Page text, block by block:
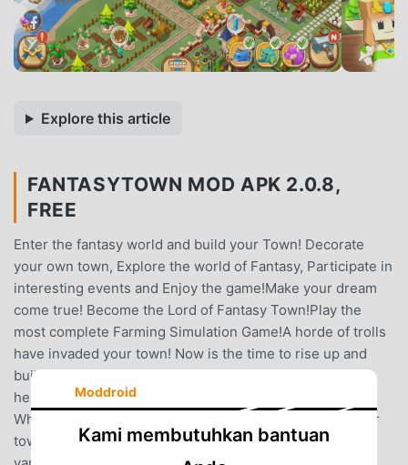
Explore this article
FANTASYTOWN MOD APK 2.0.8,
FREE
Enter the fantasy world and build your Town! Decorate
your own town, Explore the world of Fantasy, Participate in
interesting events and Enjoy the game!Make your dream
come true! Become the Lord of Fantasy Town!Play the
most complete Farming Simulation Game!A horde of trolls
have invaded your town! Now is the time to rise up and
build your town back to its former glory.Are you ready to
help your citizens take back and build your dream town?
What you can do in Fantasy Town:Build and manage your
townYou can decorate your town with buildings from
Moddroid
Kami membutuhkan bantuan